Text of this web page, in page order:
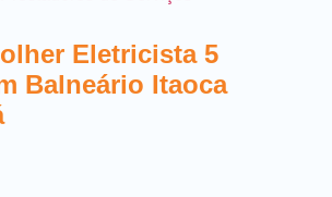
Eletricista 5
Balneário Itaoca